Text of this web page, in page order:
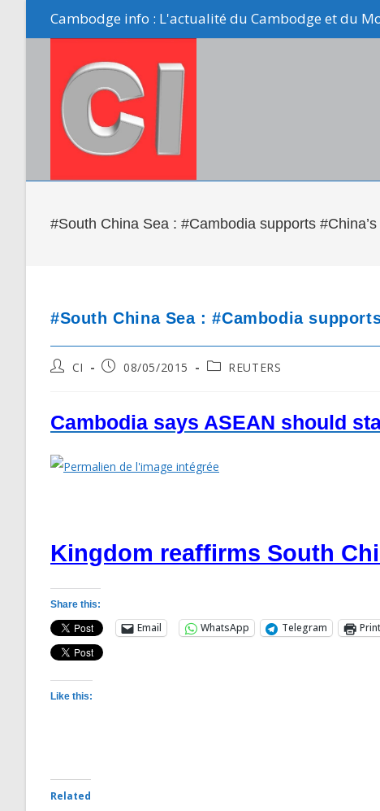
Cambodge info : L'actualité du Cambodge et du
#South China Sea : #Cambodia supports
#South China Sea : #Cambodia
PostCI
Post08/05/2015
PostREUTERS
Cambodia says ASEAN should
Kingdom reaffirms South
Share this:
Email WhatsApp Telegram Print
Like this:
Related